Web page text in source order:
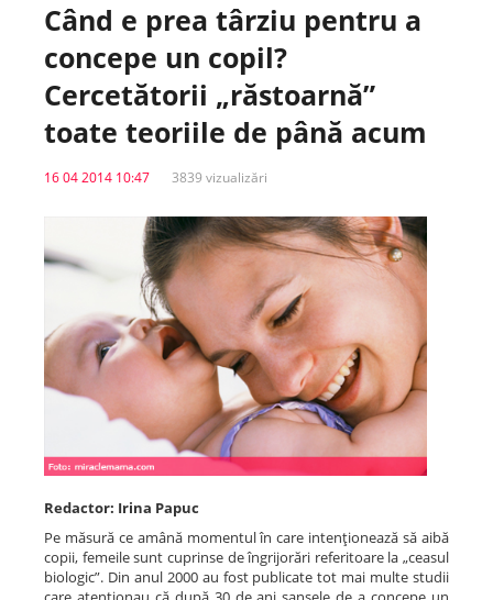
E-Sănătate Medici
E-Sănătate Instituții
Tuberculoza Info
Centrul PAS
Școala E-Sănătate
SanoTeca
Când e prea târziu pentru a
concepe un copil?
Cercetătorii „răstoarnă”
toate teoriile de până acum
16 04 2014 10:47 3839 vizualizări
Redactor: Irina Papuc
Pe măsură ce amână momentul în care intenţionează să aibă
copii, femeile sunt cuprinse de îngrijorări referitoare la „ceasul
biologic”. Din anul 2000 au fost publicate tot mai multe studii